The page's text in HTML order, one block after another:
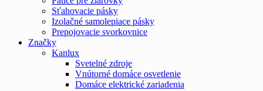
Sťahovacie pásky
Izolačné samolepiace pásky
Prepojovacie svorkovnice
Značky
Kanlux
Svetelné zdroje
Vnútorné domáce osvetlenie
Domáce elektrické zariadenia